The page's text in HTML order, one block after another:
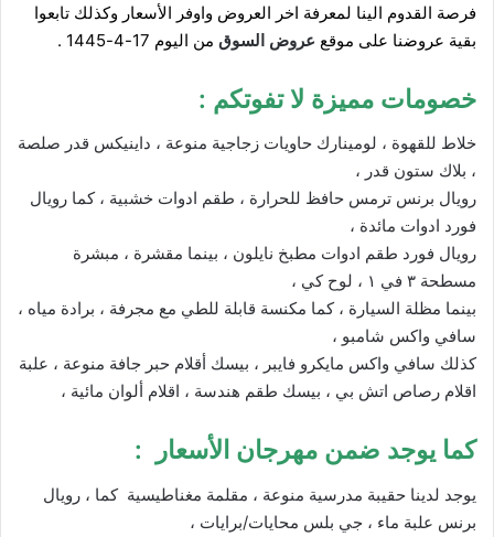
فرصة القدوم الينا لمعرفة اخر العروض واوفر الأسعار وكذلك تابعوا
بقية عروضنا على موقع عروض السوق من اليوم 17-4-1445 .
خصومات مميزة لا تفوتكم :
خلاط للقهوة ، لومينارك حاويات زجاجية منوعة ، داينيكس قدر صلصة
، بلاك ستون قدر ،
رويال برنس ترمس حافظ للحرارة ، طقم ادوات خشبية ، كما رويال
فورد ادوات مائدة ،
رويال فورد طقم ادوات مطبخ نايلون ، بينما مقشرة ، مبشرة
مسطحة ٣ في ١ ، لوح كي ،
بينما مظلة السيارة ، كما مكنسة قابلة للطي مع مجرفة ، برادة مياه ،
سافي واكس شامبو ،
كذلك سافي واكس مايكرو فايبر ، بيسك أقلام حبر جافة منوعة ، علبة
اقلام رصاص اتش بي ، بيسك طقم هندسة ، اقلام ألوان مائية ،
كما يوجد ضمن مهرجان الأسعار :
يوجد لدينا حقيبة مدرسية منوعة ، مقلمة مغناطيسية كما ، رويال
برنس علبة ماء ، جي بلس محايات/برايات ،